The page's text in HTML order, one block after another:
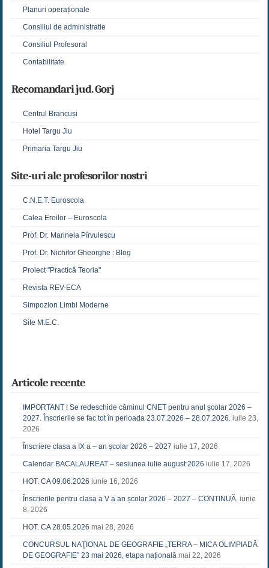
Planuri operaționale
Consiliul de administratie
Consiliul Profesoral
Contabilitate
Recomandari jud. Gorj
Centrul Brancuși
Hotel Targu Jiu
Primaria Targu Jiu
Site-uri ale profesorilor nostri
C.N.E.T. Euroscola
Calea Eroilor – Euroscola
Prof. Dr. Marinela Pîrvulescu
Prof. Dr. Nichifor Gheorghe : Blog
Proiect "Practică Teoria"
Revista REV-ECA
Simpozion Limbi Moderne
Site M.E.C.
Articole recente
IMPORTANT ! Se redeschide căminul CNET pentru anul școlar 2026 –
2027. Înscrierile se fac tot în perioada 23.07.2026 – 28.07.2026. iulie 23,
2026
Înscriere clasa a IX a – an școlar 2026 – 2027 iulie 17, 2026
Calendar BACALAUREAT – sesiunea iulie august 2026 iulie 17, 2026
HOT. CA 09.06.2026 iunie 16, 2026
Înscrierile pentru clasa a V a an școlar 2026 – 2027 – CONTINUĂ. iunie
8, 2026
HOT. CA 28.05.2026 mai 28, 2026
CONCURSUL NAŢIONAL DE GEOGRAFIE „TERRA – MICA OLIMPIADĂ
DE GEOGRAFIE” 23 mai 2026, etapa națională mai 22, 2026